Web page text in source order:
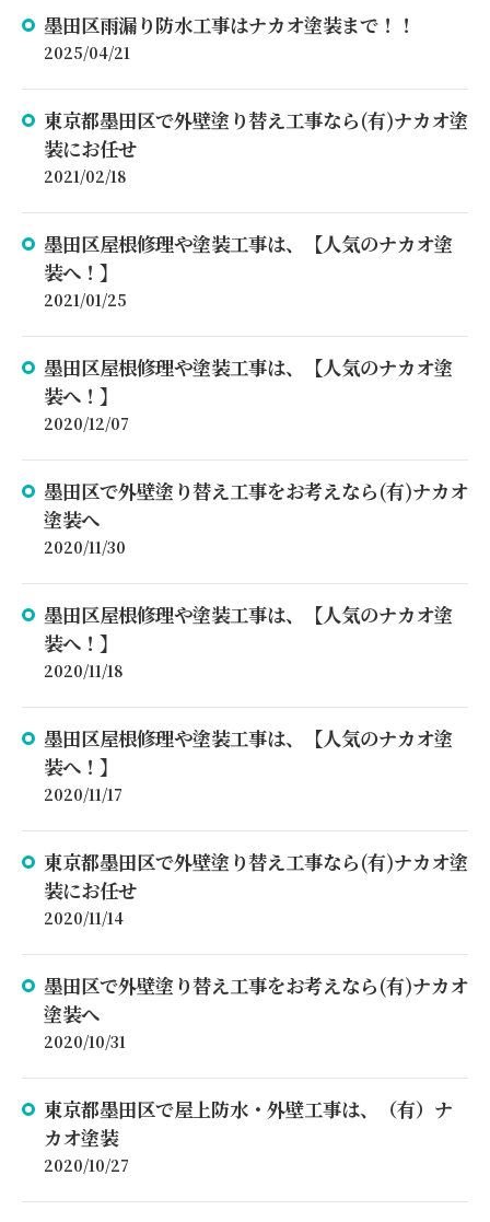
墨田区雨漏り防水工事はナカオ塗装まで！！
2025/04/21
東京都墨田区で外壁塗り替え工事なら(有)ナカオ塗
装にお任せ
2021/02/18
墨田区屋根修理や塗装工事は、【人気のナカオ塗
装へ！】
2021/01/25
墨田区屋根修理や塗装工事は、【人気のナカオ塗
装へ！】
2020/12/07
墨田区で外壁塗り替え工事をお考えなら(有)ナカオ
塗装へ
2020/11/30
墨田区屋根修理や塗装工事は、【人気のナカオ塗
装へ！】
2020/11/18
墨田区屋根修理や塗装工事は、【人気のナカオ塗
装へ！】
2020/11/17
東京都墨田区で外壁塗り替え工事なら(有)ナカオ塗
装にお任せ
2020/11/14
墨田区で外壁塗り替え工事をお考えなら(有)ナカオ
塗装へ
2020/10/31
東京都墨田区で屋上防水・外壁工事は、（有）ナ
カオ塗装
2020/10/27